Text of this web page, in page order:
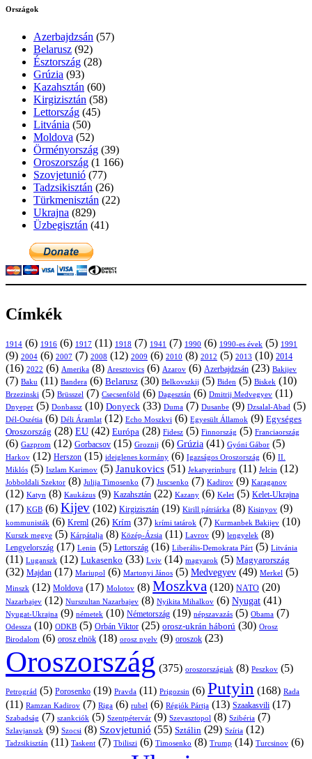
Országok
Azerbajdzsán (57)
Belarusz (92)
Észtország (28)
Grúzia (93)
Kazahsztán (60)
Kirgizisztán (58)
Lettország (45)
Litvánia (50)
Moldova (52)
Örményország (39)
Oroszország (1 166)
Szovjetunió (77)
Tadzsikisztán (26)
Türkmenisztán (22)
Ukrajna (829)
Üzbegisztán (41)
Címkék
1914 (6) 1916 (6) 1917 (11) 1918 (7) 1941 (7) 1990 (6) 1990-es évek (5) 1991
(9) 2004 (6) 2007 (7) 2008 (12) 2009 (6) 2010 (8) 2012 (5) 2013 (10) 2014
(16) 2022 (6) Amerika (8) Aresztovics (6) Azarov (6) Azerbajdzsán (23) Bakijev
(7) Baku (11) Bandera (6) Belarusz (30) Belkovszkij (5) Biden (5) Biskek (10)
Brzezinski (5) Brüsszel (7) Csecsenföld (6) Dagesztán (6) Dmitrij Medvegyev (11)
Dnyeper (5) Donbassz (10) Donyeck (33) Duma (7) Dusanbe (9) Dzsalal-Abad (5)
Dél-Oszétia (6) Déli Áramlat (12) Echo Moszkvi (6) Egyesült Államok (9) Egységes
Oroszország (28) EU (42) Európa (28) Fidesz (5) Finnország (5) Franciaország
(6) Gazprom (12) Gorbacsov (15) Groznij (6) Grúzia (41) Gyóni Gábor (5)
Harkov (12) Herszon (15) ideiglenes kormány (6) Igazságos Oroszország (6) II.
Miklós (5) Iszlam Karimov (5) Janukovics (51) Jekatyerinburg (11) Jelcin (12)
Jobboldali Szektor (8) Julija Timosenko (7) Juscsenko (7) Kadirov (9) Karaganov
(12) Katyn (8) Kaukázus (9) Kazahsztán (22) Kazany (6) Kelet (5) Kelet-Ukrajna
(17) KGB (6) Kijev (102) Kirgizisztán (19) Kirill pátriárka (8) Kisinyov (9)
kommunisták (6) Kreml (26) Krím (37) krími tatárok (7) Kurmanbek Bakijev (10)
Kurszk megye (5) Kárpátalja (8) Közép-Ázsia (11) Lavrov (9) lengyelek (8)
Lengyelország (17) Lenin (5) Lettország (16) Liberális-Demokrata Párt (5) Litvánia
(11) Luganszk (12) Lukasenko (33) Lviv (14) magyarok (5) Magyarország
(32) Majdan (17) Mariupol (6) Martonyi János (5) Medvegyev (49) Merkel (5)
Minszk (12) Moldova (17) Molotov (8) Moszkva (120) NATO (20)
Nazarbajev (12) Nurszultan Nazarbajev (8) Nyikita Mihalkov (6) Nyugat (41)
Nyugat-Ukrajna (9) németek (10) Németország (19) népszavazás (5) Obama (7)
Odessza (10) ODKB (5) Orbán Viktor (25) orosz-ukrán háború (30) Orosz
Birodalom (6) orosz elnök (18) orosz nyelv (9) oroszok (23)
Oroszország (375) oroszországiak (8) Peszkov (5)
Petrográd (5) Porosenko (19) Pravda (11) Prigozsin (6) Putyin (168) Rada
(11) Ramzan Kadirov (7) Riga (6) rubel (6) Régiók Pártja (13) Szaakasvili (17)
Szabadság (7) szankciók (5) Szentpétervár (9) Szevasztopol (8) Szibéria (7)
Szlavjanszk (9) Szocsi (8) Szovjetunió (55) Sztálin (29) Szíria (12)
Tadzsikisztán (11) Taskent (7) Tbiliszi (6) Timosenko (8) Trump (14) Turcsinov (6)